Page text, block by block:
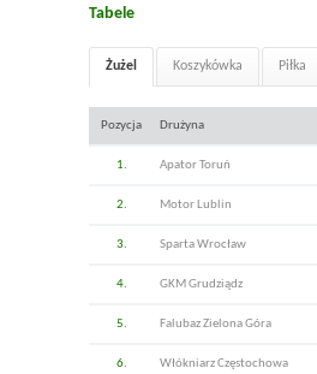
Tabele
Żużel Koszykówka Piłka
Pozycja Drużyna
1. Apator Toruń
2. Motor Lublin
3. Sparta Wrocław
4. GKM Grudziądz
5. Falubaz Zielona Góra
6. Włókniarz Częstochowa